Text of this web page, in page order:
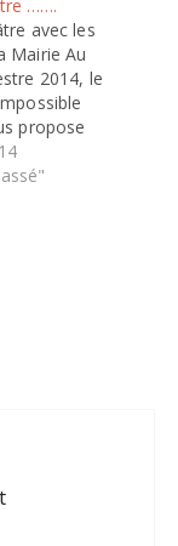
…….
avec les
Mairie Au
2014, le
propose
autour de
! Entrée